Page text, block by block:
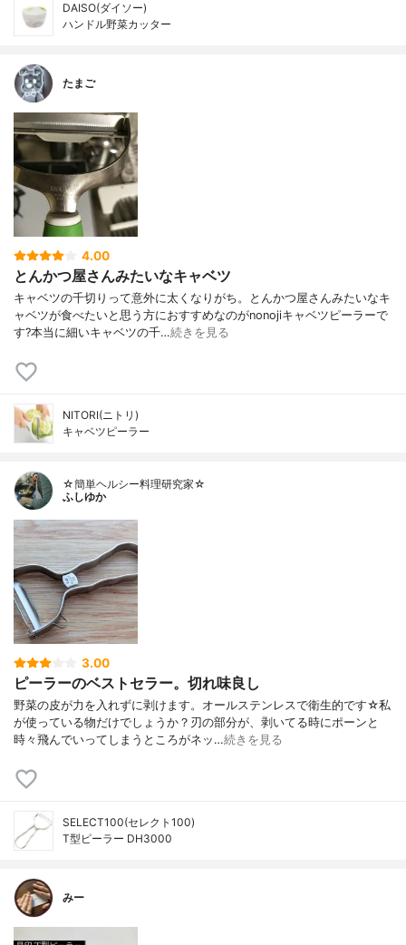
DAISO(ダイソー)
ハンドル野菜カッター
たまご
4.00
とんかつ屋さんみたいなキャベツ
キャベツの千切りって意外に太くなりがち。とんかつ屋さんみたいなキ
ャベツが食べたいと思う方におすすめなのがnonojiキャベツピーラーで
す?本当に細いキャベツの千…続きを見る
NITORI(ニトリ)
キャベツピーラー
☆簡単ヘルシー料理研究家☆
ふしゆか
3.00
ピーラーのベストセラー。切れ味良し
野菜の皮が力を入れずに剥けます。オールステンレスで衛生的です☆私
が使っている物だけでしょうか？刃の部分が、剥いてる時にポーンと
時々飛んでいってしまうところがネッ…続きを見る
SELECT100(セレクト100)
T型ピーラー DH3000
みー